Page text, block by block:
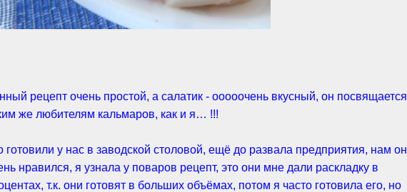
рецепт очень простой, а салатик - ооооочень вкусный, он посвящается
же любителям кальмаров, как и я… !!!
готовили у нас в заводской столовой, ещё до развала предприятия, нам он
нравился, я узнала у поваров рецепт, это они мне дали раскладку в
т.к. они готовят в больших объёмах, потом я часто готовила его, но